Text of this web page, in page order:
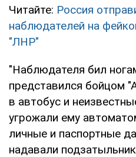
Читайте: Россия
наблюдателей на
"ЛНР"
"Наблюдателя бил
представился бойцом
в автобус и
угрожали ему
личные и паспортные
надавали